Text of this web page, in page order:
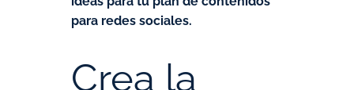
para redes sociales.
Crea la